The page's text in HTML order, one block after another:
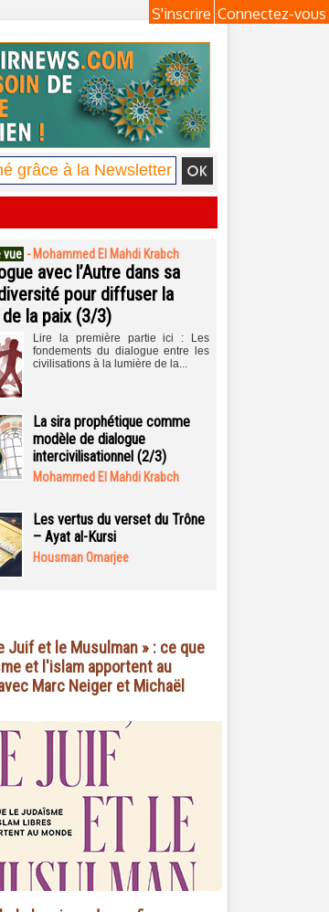
Connectez-vous
S'inscrire
vue - Mohammed El Mahdi Krabch
avec l’Autre dans sa
pour diffuser la
la paix (3/3)
Lire la première partie ici : Les
fondements du dialogue entre les
civilisations à la lumière de la...
La sira prophétique comme
modèle de dialogue
intercivilisationnel (2/3)
Mohammed El Mahdi Krabch
Les vertus du verset du Trône
– Ayat al-Kursi
Housman Omarjee
Juif et le Musulman » : ce que
et l'islam apportent au
Marc Neiger et Michaël